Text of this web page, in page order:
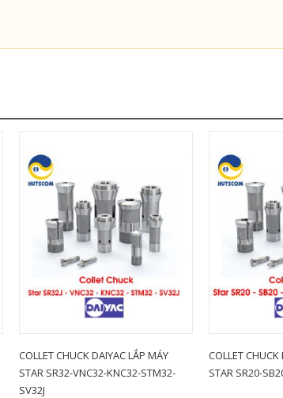
COLLET CHUCK DAIYAC LẮP MÁY
STAR SR32-VNC32-KNC32-STM32-
SV32J
COLLET
STAR SR20-